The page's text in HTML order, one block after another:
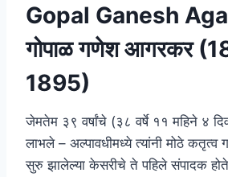
Gopal Ganesh
गोपाळ गणेश आगरकर
1895)
जेमतेम ३९ वर्षांचे (३८ वर्षे ११ महिने ४
लाभले – अल्पावधीमध्ये त्यांनी मोठे कतृत्व
सुरु झालेल्या केसरीचे ते पहिले संपादक होते